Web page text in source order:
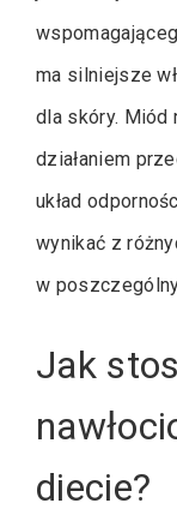
ma silniejsze
dla skóry. Miód
działaniem
układ
wynikać z
w
Jak
diecie?